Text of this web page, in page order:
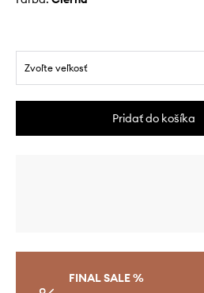
Zvoľte veľkosť
Pridať do košíka
FINAL SALE %